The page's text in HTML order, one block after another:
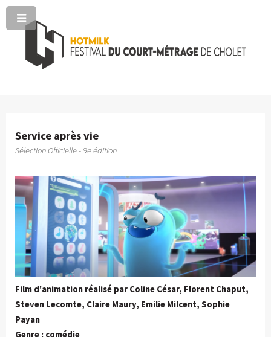
Service après vie
Sélection Officielle - 9e édition
Film d'animation réalisé par Coline César, Florent Chaput,
Steven Lecomte, Claire Maury, Emilie Milcent, Sophie
Payan
Genre : comédie